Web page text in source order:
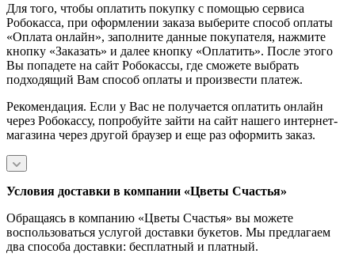
Для того, чтобы оплатить покупку с помощью сервиса
Робокасса, при оформлении заказа выберите способ оплаты
«Оплата онлайн», заполните данные покупателя, нажмите
кнопку «Заказать» и далее кнопку «Оплатить». После этого
Вы попадете на сайт Робокассы, где сможете выбрать
подходящий Вам способ оплаты и произвести платеж.
Рекомендация. Если у Вас не получается оплатить онлайн
через Робокассу, попробуйте зайти на сайт нашего интернет-
магазина через другой браузер и еще раз оформить заказ.
Условия доставки в компании «Цветы Счастья»
Обращаясь в компанию «Цветы Счастья» вы можете
воспользоваться услугой доставки букетов. Мы предлагаем
два способа доставки: бесплатный и платный.